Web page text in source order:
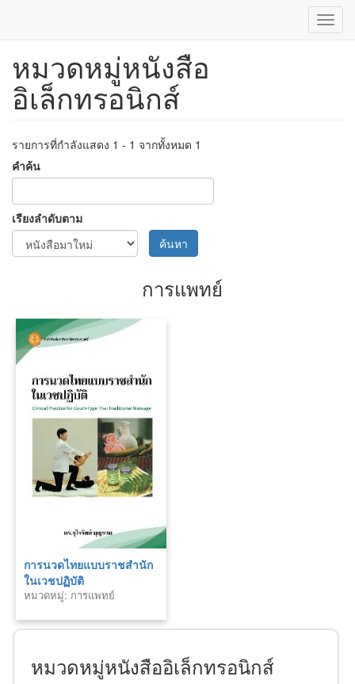
ข้าม
เนื้อหา
หมวดหมู่หนังสือ
อิเล็กทรอนิกส์
รายการที่กำลังแสดง 1 - 1 จากทั้งหมด 1
คำค้น
เรียงลำดับตาม
ค้นหา
การแพทย์
การนวดไทยแบบราชสำนัก
ในเวชปฏิบัติ
หมวดหมู่: การแพทย์
หมวดหมู่หนังสืออิเล็กทรอนิกส์